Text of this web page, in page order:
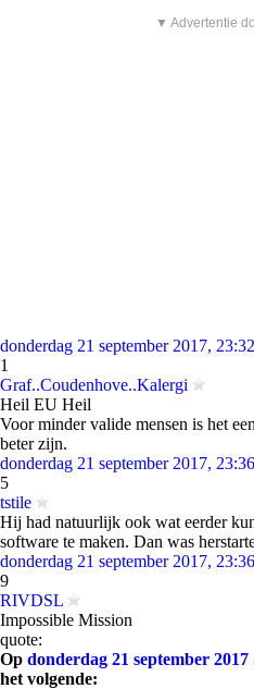
▼ Advertentie
donderdag 21 september 2017,
1
Graf..Coudenhove..Kalergi
Heil EU Heil
Voor minder valide mensen is het
beter zijn.
donderdag 21 september 2017,
5
tstile
Hij had natuurlijk ook wat eerder
software te maken. Dan was
donderdag 21 september 2017,
9
RIVDSL
Impossible Mission
quote:
Op donderdag 21 september 2017
het volgende: